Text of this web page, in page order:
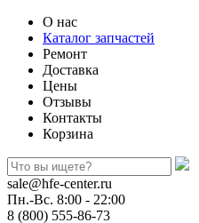
О нас
Каталог запчастей
Ремонт
Доставка
Цены
Отзывы
Контакты
Корзина
sale@hfe-center.ru
Пн.-Вс. 8:00 - 22:00
8 (800) 555-86-73